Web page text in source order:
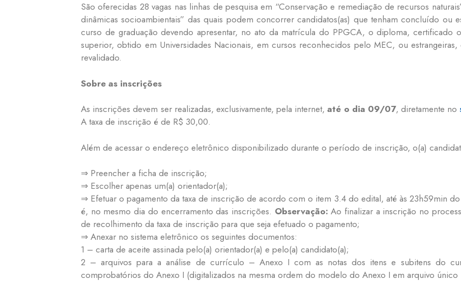
São oferecidas 28 vagas nas linhas de pesquisa em “Conservação e remediação de recursos
dinâmicas socioambientais” das quais podem concorrer candidatos(as) que tenham concluído ou
curso de graduação devendo apresentar, no ato da matrícula do PPGCA, o diploma, certificado
superior, obtido em Universidades Nacionais, em cursos reconhecidos pelo MEC, ou
revalidado.
Sobre as inscrições
As inscrições devem ser realizadas, exclusivamente, pela internet,até o dia 09/07, diretamente no
A taxa de inscrição é de R$ 30,00.
Além de acessar o endereço eletrônico disponibilizado durante o período de inscrição, o(a)
⇒ Preencher a ficha de inscrição;
⇒ Escolher apenas um(a) orientador(a);
⇒ Efetuar o pagamento da taxa de inscrição de acordo com o item 3.4 do edital, até às 23h59min
é, no mesmo dia do encerramento das inscrições. Observação: Ao finalizar a inscrição no
de recolhimento da taxa de inscrição para que seja efetuado o pagamento;
⇒ Anexar no sistema eletrônico os seguintes documentos:
1 – carta de aceite assinada pelo(a) orientador(a) e pelo(a) candidato(a);
2 – arquivos para a análise de currículo – Anexo I com as notas dos itens e subitens do
comprobatórios do Anexo I (digitalizados na mesma ordem do modelo do Anexo I em arquivo único